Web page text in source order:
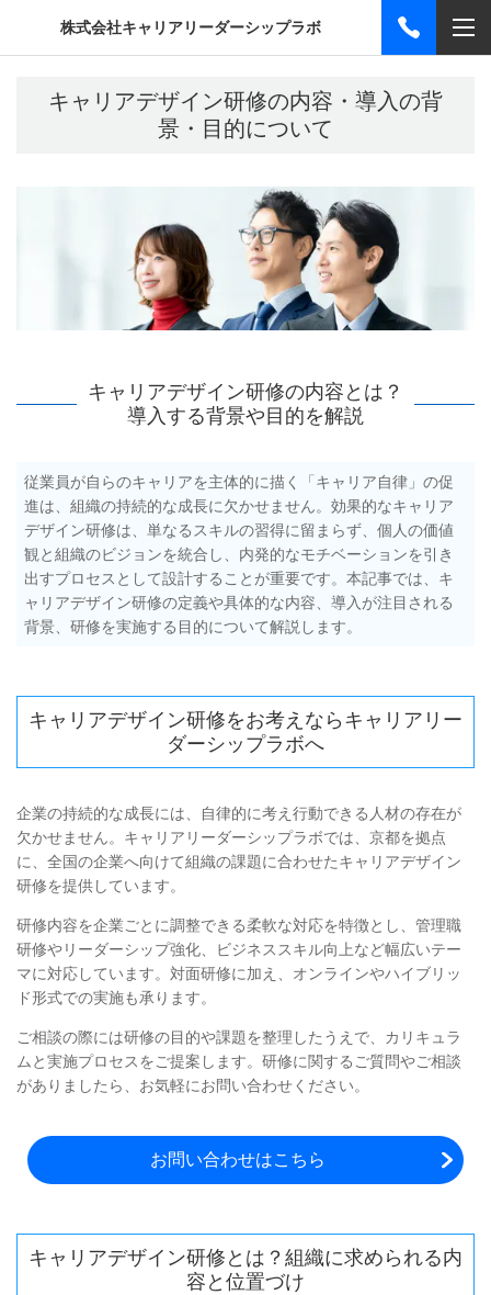
株式会社キャリアリーダーシップラボ
キャリアデザイン研修の内容・導入の背
景・目的について
キャリアデザイン研修の内容とは？
導入する背景や目的を解説
従業員が自らのキャリアを主体的に描く「キャリア自律」の促
進は、組織の持続的な成長に欠かせません。効果的なキャリア
デザイン研修は、単なるスキルの習得に留まらず、個人の価値
観と組織のビジョンを統合し、内発的なモチベーションを引き
出すプロセスとして設計することが重要です。本記事では、キ
ャリアデザイン研修の定義や具体的な内容、導入が注目される
背景、研修を実施する目的について解説します。
キャリアデザイン研修をお考えならキャリアリー
ダーシップラボへ
企業の持続的な成長には、自律的に考え行動できる人材の存在が
欠かせません。キャリアリーダーシップラボでは、京都を拠点
に、全国の企業へ向けて組織の課題に合わせたキャリアデザイン
研修を提供しています。
研修内容を企業ごとに調整できる柔軟な対応を特徴とし、管理職
研修やリーダーシップ強化、ビジネススキル向上など幅広いテー
マに対応しています。対面研修に加え、オンラインやハイブリッ
ド形式での実施も承ります。
ご相談の際には研修の目的や課題を整理したうえで、カリキュラ
ムと実施プロセスをご提案します。研修に関するご質問やご相談
がありましたら、お気軽にお問い合わせください。
お問い合わせはこちら
キャリアデザイン研修とは？組織に求められる内
容と位置づけ